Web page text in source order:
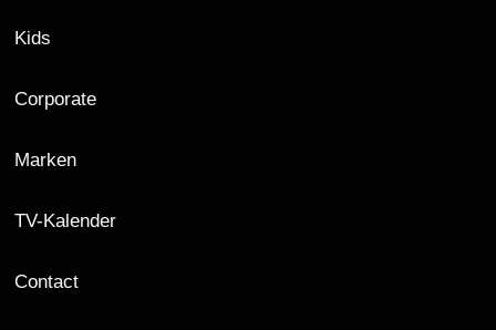
Kids
Corporate
Marken
TV-Kalender
Contact